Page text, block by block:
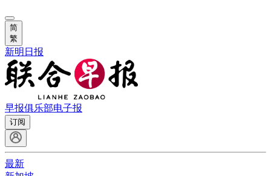
简
繁
新明日报
早报俱乐部电子报
订阅
最新